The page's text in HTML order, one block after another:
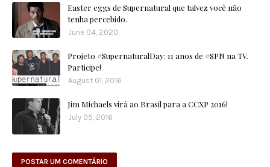
Easter eggs de Supernatural que talvez você não
tenha percebido.
June 04, 2020
Projeto #SupernaturalDay: 11 anos de #SPN na TV.
Participe!
August 01, 2016
Jim Michaels virá ao Brasil para a CCXP 2016!
July 05, 2016
POSTAR UM COMENTÁRIO